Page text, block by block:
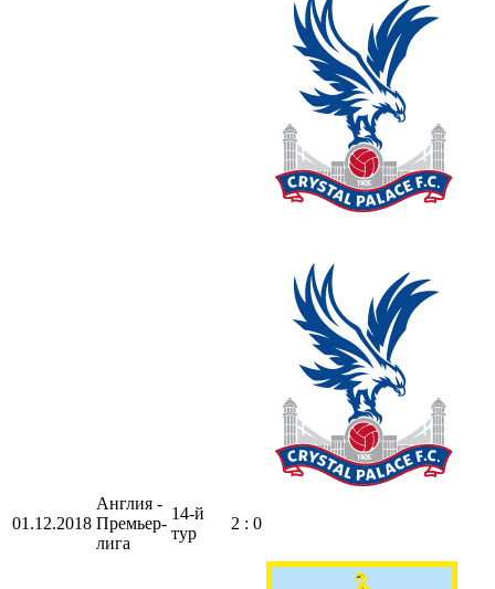
01.12.2018
Англия -
Премьер-
лига
14-й
тур
2 : 0